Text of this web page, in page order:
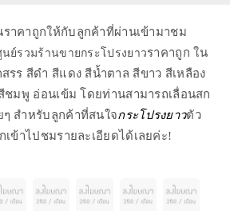
าคาถูกให้กับลูกค้าที่ผ่านเข้ามาชม
นย์รวมร้านขายกระโปรงยาวราคาถูก ใน
รร สีดำ สีแดง สีน้ำตาล สีขาว สีเหลือง
ชมพู อ่อนเข้ม โดยท่านสามารถเลื่อนสก
ๆ สำหรับลูกค้าที่สนใจกระโปรงยาวตัว
เข้าไปชมรายละเอียดได้เลยค่ะ!